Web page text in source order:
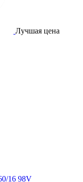
Лучшая цена
16 98V